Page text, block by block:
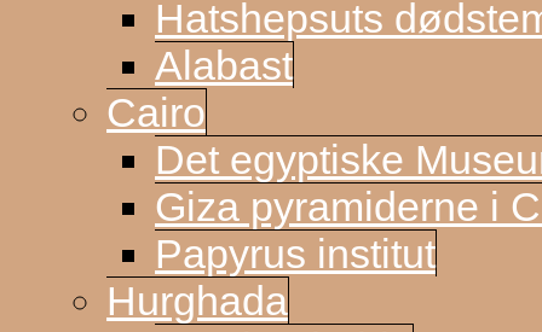
Hatshepsuts
Alabast
Cairo
Det egyptiske
Giza pyramiderne i
Papyrus institut
Hurghada